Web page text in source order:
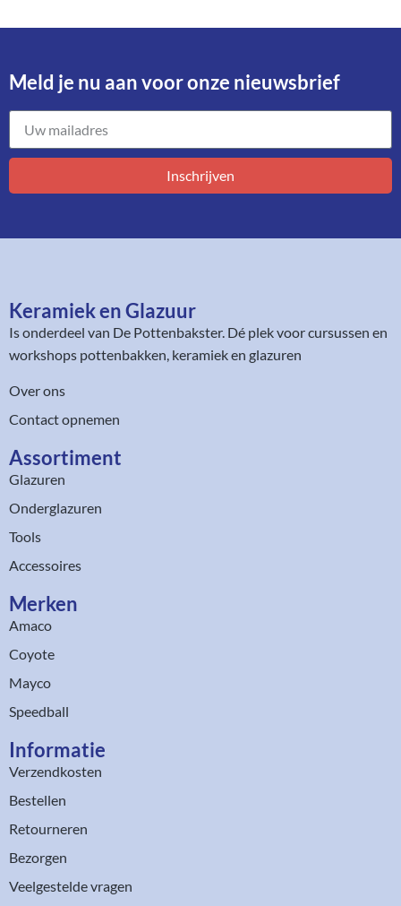
Meld je nu aan voor onze nieuwsbrief​
Inschrijven
Keramiek en Glazuur​
Is onderdeel van De Pottenbakster. Dé plek voor cursussen en
workshops pottenbakken, keramiek en glazuren
Over ons
Contact opnemen
Assortiment​
Glazuren
Onderglazuren
Tools
Accessoires
Merken
Amaco
Coyote
Mayco
Speedball
Informatie
Verzendkosten
Bestellen
Retourneren
Bezorgen
Veelgestelde vragen